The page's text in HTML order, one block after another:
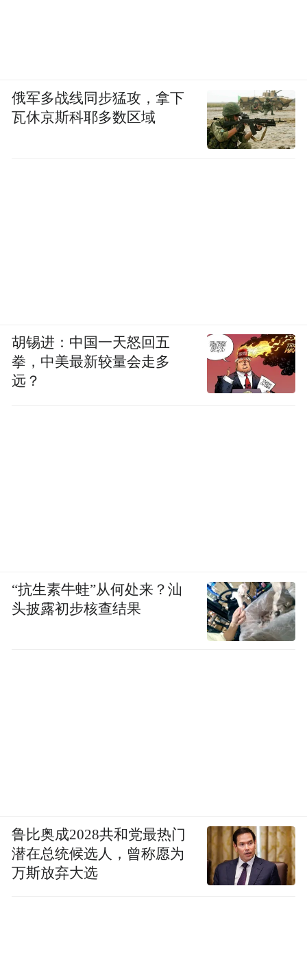
俄军多战线同步猛攻，拿下
瓦休京斯科耶多数区域
胡锡进：中国一天怒回五
拳，中美最新较量会走多
远？
“抗生素牛蛙”从何处来？汕
头披露初步核查结果
鲁比奥成2028共和党最热门
潜在总统候选人，曾称愿为
万斯放弃大选